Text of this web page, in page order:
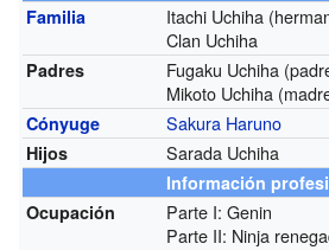
Familia
Itachi Uchiha
Clan Uchiha
Padres
Fugaku Uchiha
Mikoto Uchiha
Cónyuge Sakura Haruno
Hijos Sarada Uchiha
Información
Ocupación
Parte I: Genin
Parte II: Ninja